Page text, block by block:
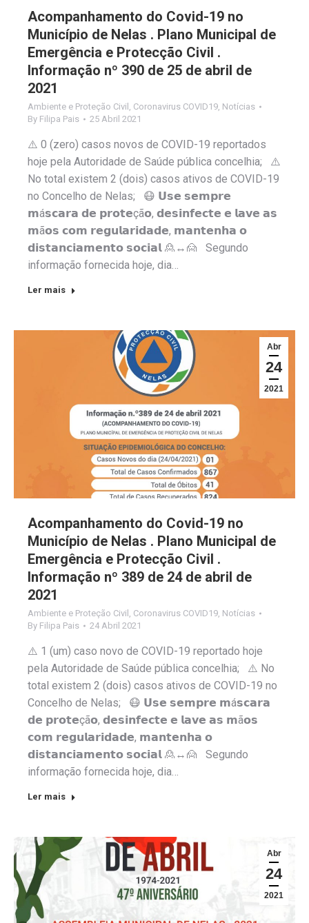
Acompanhamento do Covid-19 no
Município de Nelas . Plano Municipal de
Emergência e Protecção Civil .
Informação nº 390 de 25 de abril de
2021
Ambiente e Proteção Civil Coronavirus COVID19 Notícias
By Filipa Pais 25 Abril 2021
⚠️ 0 (zero) casos novos de COVID-19 reportados
hoje pela Autoridade de Saúde pública concelhia; ⚠️
No total existem 2 (dois) casos ativos de COVID-19
no Concelho de Nelas; 😷 𝗨𝘀𝗲 𝘀𝗲𝗺𝗽𝗿𝗲
𝗺á𝘀𝗰𝗮𝗿𝗮 𝗱𝗲 𝗽𝗿𝗼𝘁𝗲çã𝗼, 𝗱𝗲𝘀𝗶𝗻𝗳𝗲𝗰𝘁𝗲 𝗲 𝗹𝗮𝘃𝗲 𝗮𝘀
𝗺ã𝗼𝘀 𝗰𝗼𝗺 𝗿𝗲𝗴𝘂𝗹𝗮𝗿𝗶𝗱𝗮𝗱𝗲, 𝗺𝗮𝗻𝘁𝗲𝗻𝗵𝗮 𝗼
𝗱𝗶𝘀𝘁𝗮𝗻𝗰𝗶𝗮𝗺𝗲𝗻𝘁𝗼 𝘀𝗼𝗰𝗶𝗮𝗹 🙎↔️🙍 Segundo
informação fornecida hoje, dia…
Ler mais
Abr
24
2021
Acompanhamento do Covid-19 no
Município de Nelas . Plano Municipal de
Emergência e Protecção Civil .
Informação nº 389 de 24 de abril de
2021
Ambiente e Proteção Civil , Coronavirus COVID19, Notícias
By Filipa Pais 24 Abril 2021
⚠️ 1 (um) caso novo de COVID-19 reportado hoje
pela Autoridade de Saúde pública concelhia; ⚠️ No
total existem 2 (dois) casos ativos de COVID-19 no
Concelho de Nelas; 😷 𝗨𝘀𝗲 𝘀𝗲𝗺𝗽𝗿𝗲 𝗺á𝘀𝗰𝗮𝗿𝗮
𝗱𝗲 𝗽𝗿𝗼𝘁𝗲çã𝗼, 𝗱𝗲𝘀𝗶𝗻𝗳𝗲𝗰𝘁𝗲 𝗲 𝗹𝗮𝘃𝗲 𝗮𝘀 𝗺ã𝗼𝘀
𝗰𝗼𝗺 𝗿𝗲𝗴𝘂𝗹𝗮𝗿𝗶𝗱𝗮𝗱𝗲, 𝗺𝗮𝗻𝘁𝗲𝗻𝗵𝗮 𝗼
𝗱𝗶𝘀𝘁𝗮𝗻𝗰𝗶𝗮𝗺𝗲𝗻𝘁𝗼 𝘀𝗼𝗰𝗶𝗮𝗹 🙎↔️🙍 Segundo
informação fornecida hoje, dia…
Ler mais
Abr
24
2021